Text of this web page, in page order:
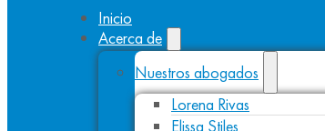
Inicio
Acerca de
Nuestros abogados
Lorena Rivas
Elissa Stiles